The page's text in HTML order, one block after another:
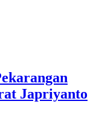
Japriyanto